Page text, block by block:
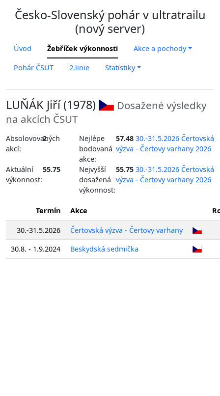
Česko-Slovenský pohár v ultratrailu
(nový server)
Úvod Žebříček výkonnosti Akce a pochody
Pohár ČSUT 2.linie Statistiky
LUŇÁK Jiří (1978)
Dosažené výsledky
na akcích ČSUT
Absolovovaných
akcí:
2
Nejlépe
bodovaná
akce:
57.48 30.-31.5.2026 Čertovská
výzva - Čertovy varhany 2026
Aktuální
výkonnost:
55.75
Nejvyšší
dosažená
výkonnost:
55.75 30.-31.5.2026 Čertovská
výzva - Čertovy varhany 2026
Termín Akce
30.-31.5.2026
Čertovská výzva - Čertovy varhany
30.8. - 1.9.2024
Beskydská sedmička